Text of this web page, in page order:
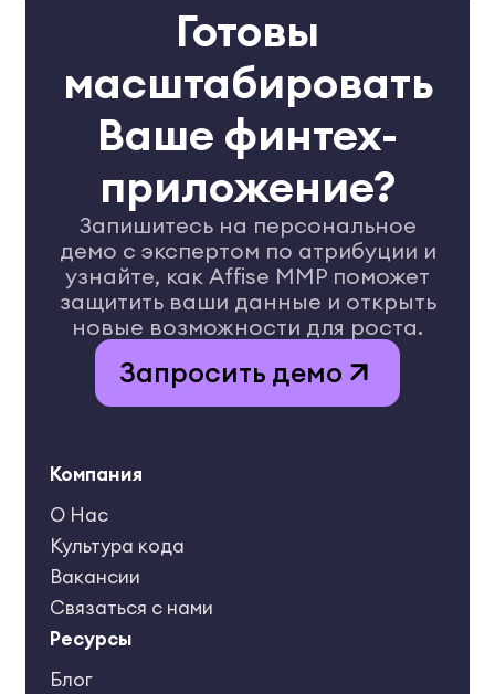
Готовы
масштабировать
Ваше финтех-
приложение?
Запишитесь на персональное
демо с экспертом по атрибуции и
узнайте, как Affise MMP поможет
защитить ваши данные и открыть
новые возможности для роста.
Запросить демо
Компания
О Нас
Культура кода
Вакансии
Связаться с нами
Ресурсы
Блог